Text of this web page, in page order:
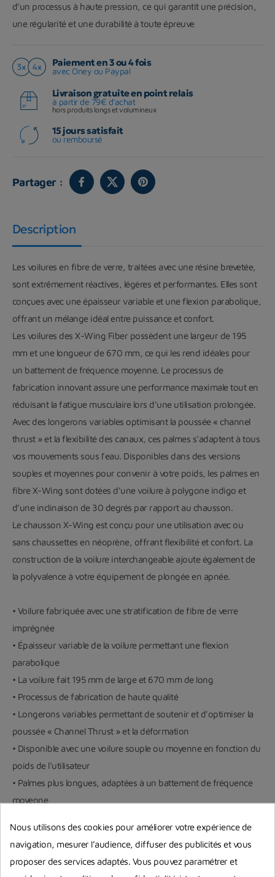
d’un processus à haute pression, ce qui garantit une précision,
une régularité et une durabilité à toute épreuve
Paiement en 3 ou 4 fois
avec Oney ou Paypal
Livraison gratuite en point relais
à partir de 79€ d'achat
hors produits longs et volumineux
15 jours satisfait
ou remboursé
Partager :
Description
Les voilures en fibre de verre, traitées avec une résine brevetée,
sont extrêmement réactives, légères et performantes. Elles sont
conçues avec une épaisseur variable et une flexion parabolique,
offrant un mélange idéal entre puissance et confort.
Les voilures des X-Wing Fiber possèdent une largeur de 195
mm et une longueur de 670 mm, ce qui les rend idéales pour
un battement de fréquence moyenne. Le processus de
fabrication innovant assure une performance maximale tout en
réduisant la fatigue musculaire lors d’une utilisation prolongée.
Avec des longerons variables optimisant la poussée « channel
thrust » et la flexibilité des canaux, ces palmes s’adaptent à tous
vos mouvements sous l’eau. Disponibles dans des versions
souples et moyennes pour convenir à votre poids, les palmes en
fibre X-Wing sont dotées d’une voilure à polygone indigo et
d’une inclinaison de 30 degrés par rapport au chausson.
Le chausson X-Wing est conçu pour une utilisation avec ou
sans chaussettes en néoprène, offrant flexibilité et confort. La
construction de la voilure interchangeable ajoute également de
la polyvalence à votre équipement de plongée en apnée.
• Voilure fabriquée avec une stratification de fibre de verre
imprégnée
• Épaisseur variable de la voilure permettant une flexion
parabolique
• La voilure fait 195 mm de large et 670 mm de long
• Processus de fabrication de haute qualité
• Longerons variables permettant de soutenir et d'optimiser la
poussée « Channel Thrust » et la déformation
• Disponible avec une voilure souple ou moyenne en fonction du
poids de l’utilisateur
• Palmes plus longues, adaptées à un battement de fréquence
moyenne
• L'inclinaison de la voilure est de 30 degrés par rapport au
chausson
• Chausson X-Wing conçu pour pouvoir également être porté
Nous utilisons des cookies pour améliorer votre expérience de
navigation, mesurer l’audience, diffuser des publicités et vous
proposer des services adaptés. Vous pouvez paramétrer et